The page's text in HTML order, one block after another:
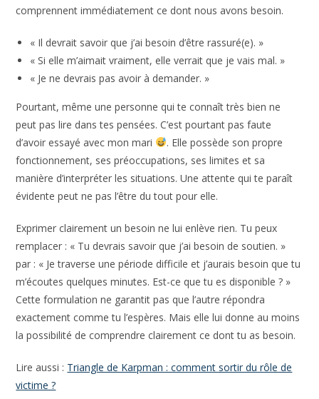
comprennent immédiatement ce dont nous avons besoin.
« Il devrait savoir que j’ai besoin d’être rassuré(e). »
« Si elle m’aimait vraiment, elle verrait que je vais mal. »
« Je ne devrais pas avoir à demander. »
Pourtant, même une personne qui te connaît très bien ne
peut pas lire dans tes pensées. C’est pourtant pas faute
d’avoir essayé avec mon mari
. Elle possède son propre
fonctionnement, ses préoccupations, ses limites et sa
manière d’interpréter les situations. Une attente qui te paraît
évidente peut ne pas l’être du tout pour elle.
Exprimer clairement un besoin ne lui enlève rien. Tu peux
remplacer : « Tu devrais savoir que j’ai besoin de soutien. »
par : « Je traverse une période difficile et j’aurais besoin que tu
m’écoutes quelques minutes. Est-ce que tu es disponible ? »
Cette formulation ne garantit pas que l’autre répondra
exactement comme tu l’espères. Mais elle lui donne au moins
la possibilité de comprendre clairement ce dont tu as besoin.
Lire aussi : Triangle de Karpman : comment sortir du rôle de
victime ?